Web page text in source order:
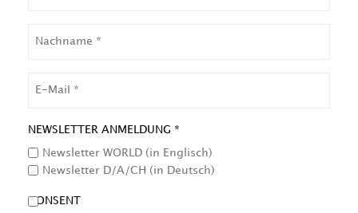
NEWSLETTER ANMELDUNG *
Newsletter WORLD (in Englisch)
Newsletter D/A/CH (in Deutsch)
CONSENT